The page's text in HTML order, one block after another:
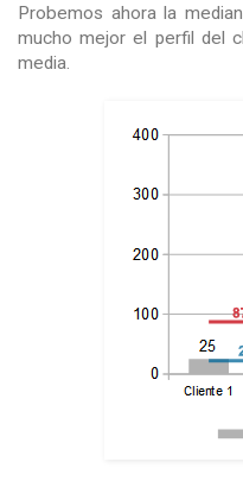
Probemos ahora la
mucho mejor el perfil del
media.